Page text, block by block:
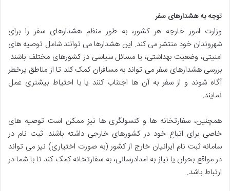
توجه به هشدارهای سفر
وزارت امور خارجه هر کشور، به طور منظم هشدارهای سفر را برای
شهروندان خود منتشر می کند. این هشدارها می توانند شامل توصیه های
امنیتی، وضعیت بهداشتی، یا مسائل سیاسی در کشورهای مختلف باشند.
بررسی هشدارهای سفر می تواند به مسافران کمک کند تا از مناطق پرخطر
آگاه شوند و از سفر به آن ها اجتناب کنند یا با احتیاط بیشتری عمل
نمایند.
همچنین، سفارتخانه ها و کنسولگری ها نیز ممکن است توصیه های
خاصی برای اتباع خود در کشورهای خارجی داشته باشند. ثبت نام در
سامانه ثبت نام ایرانیان خارج از کشور (به صورت اختیاری) نیز می تواند
در مواقع بحران یا نیاز به امدادرسانی، به سفارتخانه کمک کند تا با شما در
ارتباط باشد.